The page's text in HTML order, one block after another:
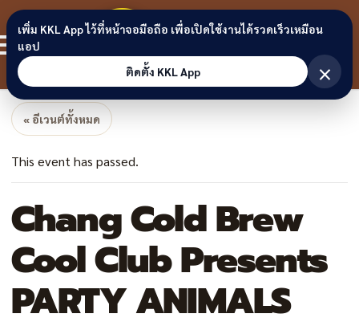
Skip to content
ขอนแก่น
ลิงก์
« อีเวนต์ทั้งหมด
This event has passed.
Chang Cold Brew
Cool Club Presents
PARTY ANIMALS
เพิ่ม KKL App ไว้ที่หน้าจอมือถือ เพื่อเปิดใช้งานได้รวดเร็วเหมือน
แอป
ติดตั้ง KKL App
×